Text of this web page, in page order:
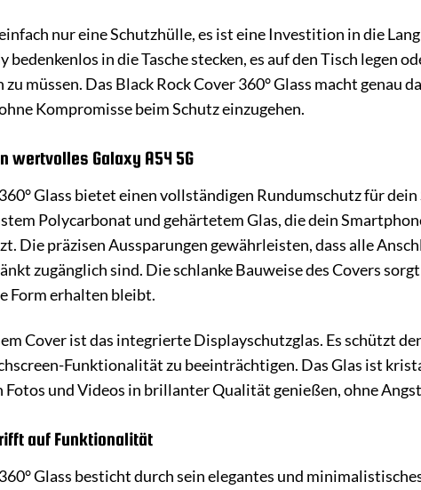
nur eine Schutzhülle, es ist eine Investition in die
bedenkenlos in die Tasche stecken, es auf den Tisch legen
zu müssen. Das Black Rock Cover 360° Glass macht
Kompromisse beim Schutz einzugehen.
wertvolles Galaxy A54 5G
Glass bietet einen vollständigen Rundumschutz für
Polycarbonat und gehärtetem Glas, die dein
Die präzisen Aussparungen gewährleisten, dass alle
zugänglich sind. Die schlanke Bauweise des Covers
Form erhalten bleibt.
Cover ist das integrierte Displayschutzglas. Es schützt
Funktionalität zu beeinträchtigen. Das Glas ist
und Videos in brillanter Qualität genießen, ohne
auf Funktionalität
Glass besticht durch sein elegantes und